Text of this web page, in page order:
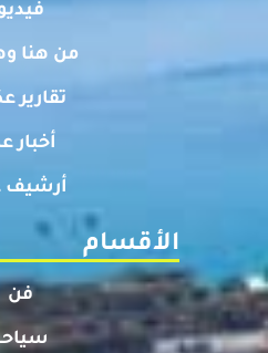
من هنا
تقارير
أخبار
أرشيف
الأقسام
فن